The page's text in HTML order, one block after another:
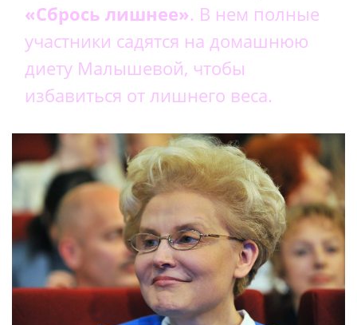
«Сбрось лишнее». В нем полные
участники садятся на домашнюю
диету Малышевой, чтобы
избавиться от лишнего веса.